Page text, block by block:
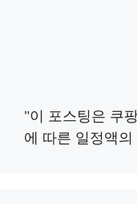
"이 포스팅은 쿠
에 따른 일정액